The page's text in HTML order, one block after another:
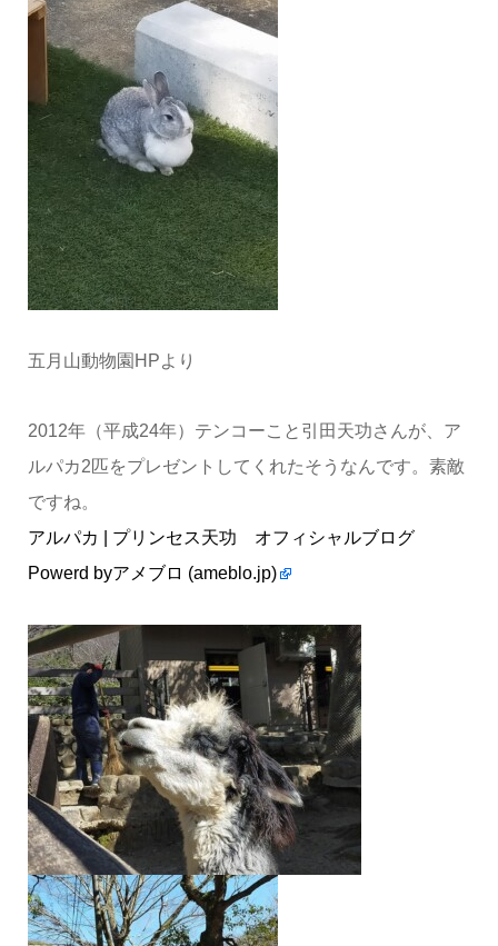
五月山動物園HPより
2012年（平成24年）テンコーこと引田天功さんが、ア
ルパカ2匹をプレゼントしてくれたそうなんです。素敵
ですね。
アルパカ | プリンセス天功 オフィシャルブログ
Powerd byアメブロ (ameblo.jp)